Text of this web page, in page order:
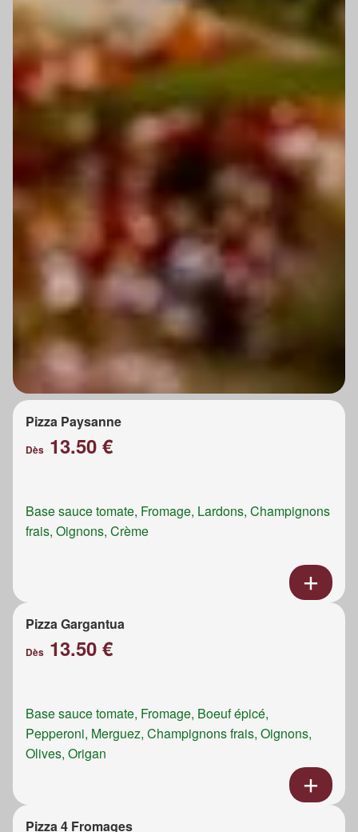
Pizza Paysanne
Dès 13.50 €
Base sauce tomate, Fromage, Lardons, Champignons
frais, Oignons, Crème
Pizza Gargantua
Dès 13.50 €
Base sauce tomate, Fromage, Boeuf épicé,
Pepperoni, Merguez, Champignons frais, Oignons,
Olives, Origan
Pizza 4 Fromages